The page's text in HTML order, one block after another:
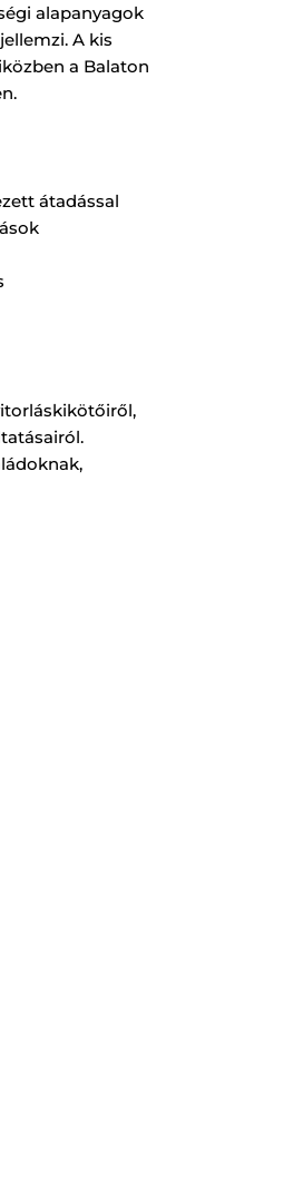
alapanyagok
A kis
a Balaton
átadással